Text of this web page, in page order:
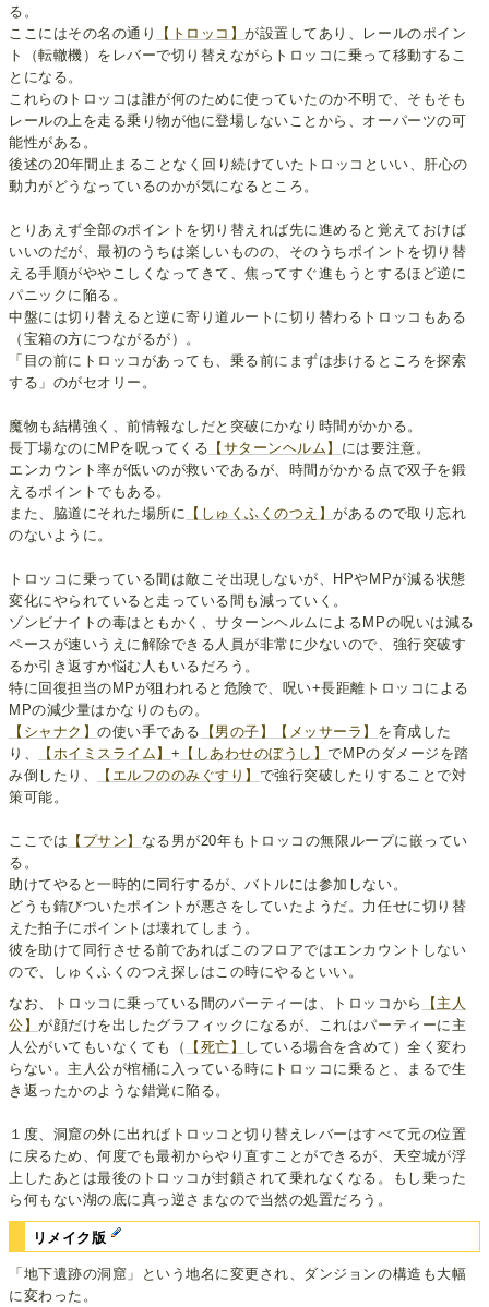
る。
ここにはその名の通り
【トロッコ】が設置してあり、レールのポイン
ト（転轍機）をレバーで切り替えながらトロッコに乗って移動するこ
とになる。
これらのトロッコは誰が何のために使っていたのか不明で、そもそも
レールの上を走る乗り物が他に登場しないことから、オーパーツの可
能性がある。
後述の20年間止まることなく回り続けていたトロッコといい、肝心の
動力がどうなっているのかが気になるところ。
とりあえず全部のポイントを切り替えれば先に進めると覚えておけば
いいのだが、最初のうちは楽しいものの、そのうちポイントを切り替
える手順がややこしくなってきて、焦ってすぐ進もうとするほど逆に
パニックに陥る。
中盤には切り替えると逆に寄り道ルートに切り替わるトロッコもある
（宝箱の方につながるが）。
「目の前にトロッコがあっても、乗る前にまずは歩けるところを探索
する」のがセオリー。
魔物も結構強く、前情報なしだと突破にかなり時間がかかる。
長丁場なのにMPを呪ってくる 【サターンヘルム】 には要注意。
エンカウント率が低いのが救いであるが、時間がかかる点で双子を鍛
えるポイントでもある。
また、脇道にそれた場所に 【しゅくふくのつえ】があるので取り忘れ
のないように。
トロッコに乗っている間は敵こそ出現しないが、HPやMPが減る状態
変化にやられていると走っている間も減っていく。
ゾンビナイトの毒はともかく、サターンヘルムによるMPの呪いは減る
ペースが速いうえに解除できる人員が非常に少ないので、強行突破す
るか引き返すか悩む人もいるだろう。
特に回復担当のMPが狙われると危険で、呪い+長距離トロッコによる
MPの減少量はかなりのもの。
【シャナク】の使い手である 【男の子】 【メッサーラ】 を育成した
り、
【ホイミスライム】 + 【しあわせのぼうし】でMPのダメージを踏
み倒したり、
【エルフののみぐすり】 で強行突破したりすることで対
策可能。
ここでは 【プサン】 なる男が20年もトロッコの無限ループに嵌ってい
る。
助けてやると一時的に同行するが、バトルには参加しない。
どうも錆びついたポイントが悪さをしていたようだ。力任せに切り替
えた拍子にポイントは壊れてしまう。
彼を助けて同行させる前であればこのフロアではエンカウントしない
ので、しゅくふくのつえ探しはこの時にやるといい。
なお、トロッコに乗っている間のパーティーは、トロッコから
【主人
公】が顔だけを出したグラフィックになるが、これはパーティーに主
人公がいてもいなくても（
【死亡】
している場合を含めて）全く変わ
らない。主人公が棺桶に入っている時にトロッコに乗ると、まるで生
き返ったかのような錯覚に陥る。
１度、洞窟の外に出ればトロッコと切り替えレバーはすべて元の位置
に戻るため、何度でも最初からやり直すことができるが、天空城が浮
上したあとは最後のトロッコが封鎖されて乗れなくなる。もし乗った
ら何もない湖の底に真っ逆さまなので当然の処置だろう。
リメイク版
「地下遺跡の洞窟」という地名に変更され、ダンジョンの構造も大幅
に変わった。